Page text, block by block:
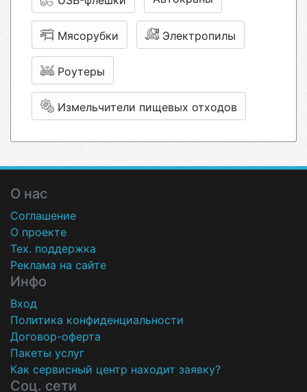
Мясорубки Электропилы
Роутеры
Измельчители пищевых отходов
О нас
Соглашение
О проекте
Тех. поддержка
Реклама на сайте
Инфо
Вход
Политика конфиденциальности
Договор-оферта
Пакеты услуг
Как сервисный центр находит заявку?
Соц. сети